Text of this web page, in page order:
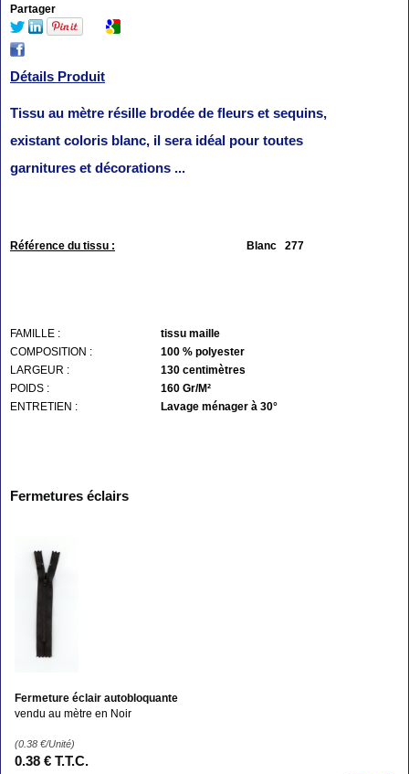
Partager
Détails Produit
Tissu au mètre résille brodée de fleurs et sequins,
existant coloris blanc, il sera idéal pour toutes
garnitures et décorations ...
Référence du tissu : Blanc 277
FAMILLE :
tissu maille
COMPOSITION :
100 % polyester
LARGEUR :
130 centimètres
POIDS :
160 Gr/M²
ENTRETIEN :
Lavage ménager à 30°
Fermetures éclairs
Fermeture éclair autobloquante
vendu au mètre en Noir
(0.38 €/Unité)
0.38 € T.T.C.